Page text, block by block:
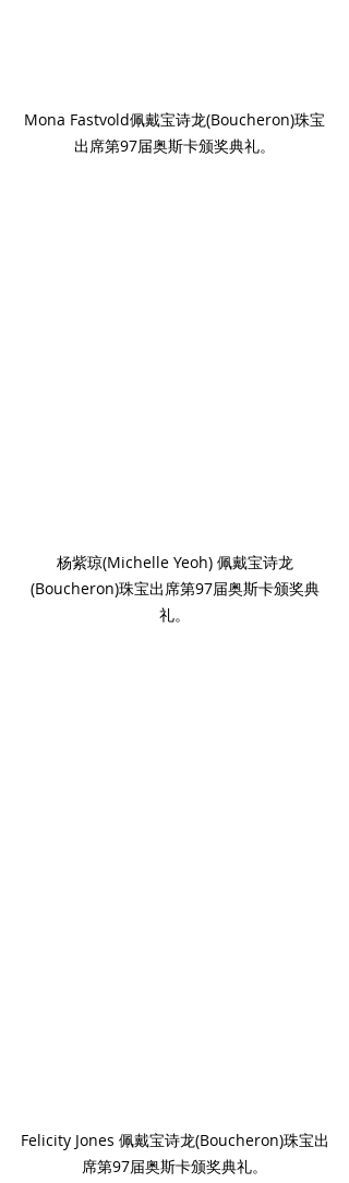
Mona Fastvold佩戴宝诗龙(Boucheron)珠宝
出席第97届奥斯卡颁奖典礼。
杨紫琼(Michelle Yeoh) 佩戴宝诗龙
(Boucheron)珠宝出席第97届奥斯卡颁奖典
礼。
Felicity Jones 佩戴宝诗龙(Boucheron)珠宝出
席第97届奥斯卡颁奖典礼。